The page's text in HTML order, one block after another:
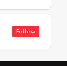
Follow